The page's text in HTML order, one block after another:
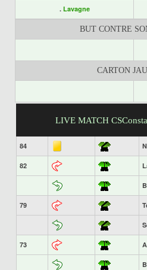
. Lavagne
BUT CONTRE
CARTON
LIVE MATCH
84
82
79
73